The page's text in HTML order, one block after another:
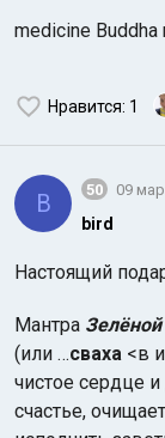
medicine Buddha
Нравится: 1
B 50 09
bird
Настоящий
Мантра
(или …сваха <в
чистое сердце
счастье,